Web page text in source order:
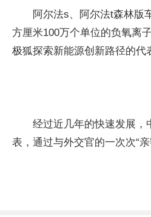
阿尔法s、阿尔法t森林版
方厘米100万个单位的负氧离
极狐探索新能源创新路径的代
经过近几年的快速发展，
表，通过与外交官的一次次“